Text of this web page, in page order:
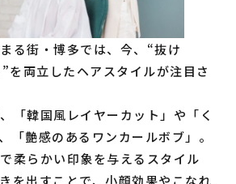
る街・博多では、今、“抜け
を両立したヘアスタイルが注目さ
「韓国風レイヤーカット」や「く
「艶感のあるワンカールボブ」。
柔らかい印象を与えるスタイル
を出すことで、小顔効果やこなれ